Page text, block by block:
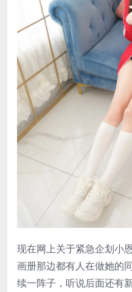
现在网上关于紧急企划小
画册那边都有人在做她的
续一阵子，听说后面还有